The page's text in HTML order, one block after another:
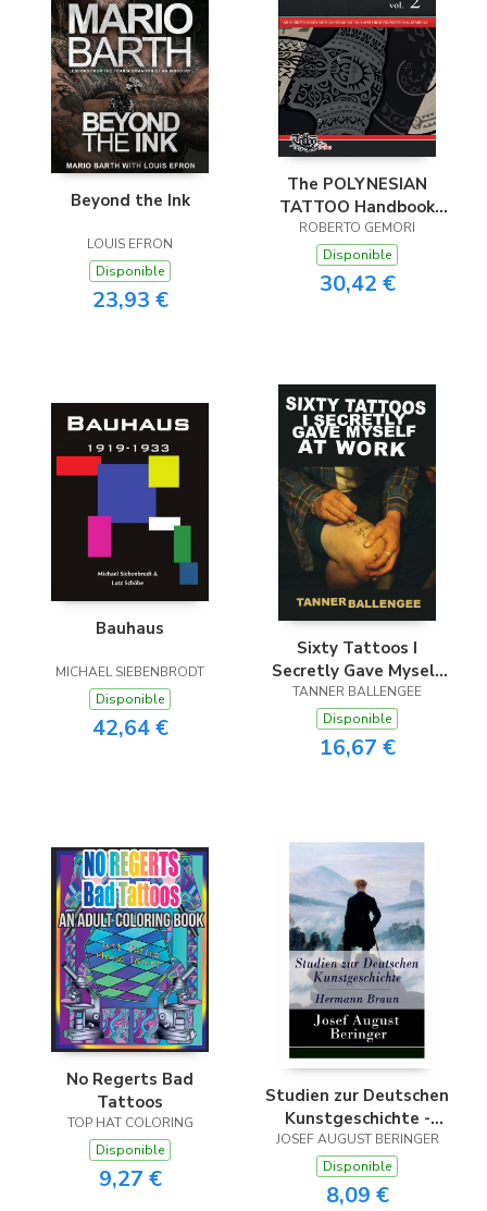
Beyond the Ink
LOUIS EFRON
Disponible
23,93 €
The POLYNESIAN
TATTOO Handbook
Vol.2
ROBERTO GEMORI
Disponible
30,42 €
Bauhaus
MICHAEL SIEBENBRODT
Disponible
42,64 €
Sixty Tattoos I
Secretly Gave Myself
at Work
TANNER BALLENGEE
Disponible
16,67 €
No Regerts Bad
Tattoos
TOP HAT COLORING
Disponible
9,27 €
Studien zur Deutschen
Kunstgeschichte -
Hermann Braun
JOSEF AUGUST BERINGER
Disponible
8,09 €